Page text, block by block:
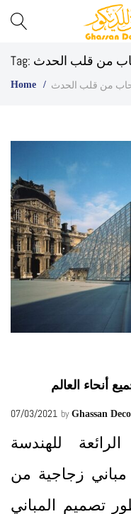
Ghassan
Decor
Best
Glass
UAE
Tag: من قلب الحدث
Home من قلب الحدث
أنحاء العالم
07/03/2021 by Ghassan
للهندسة
مباني زجاجية من
تصميم المباني